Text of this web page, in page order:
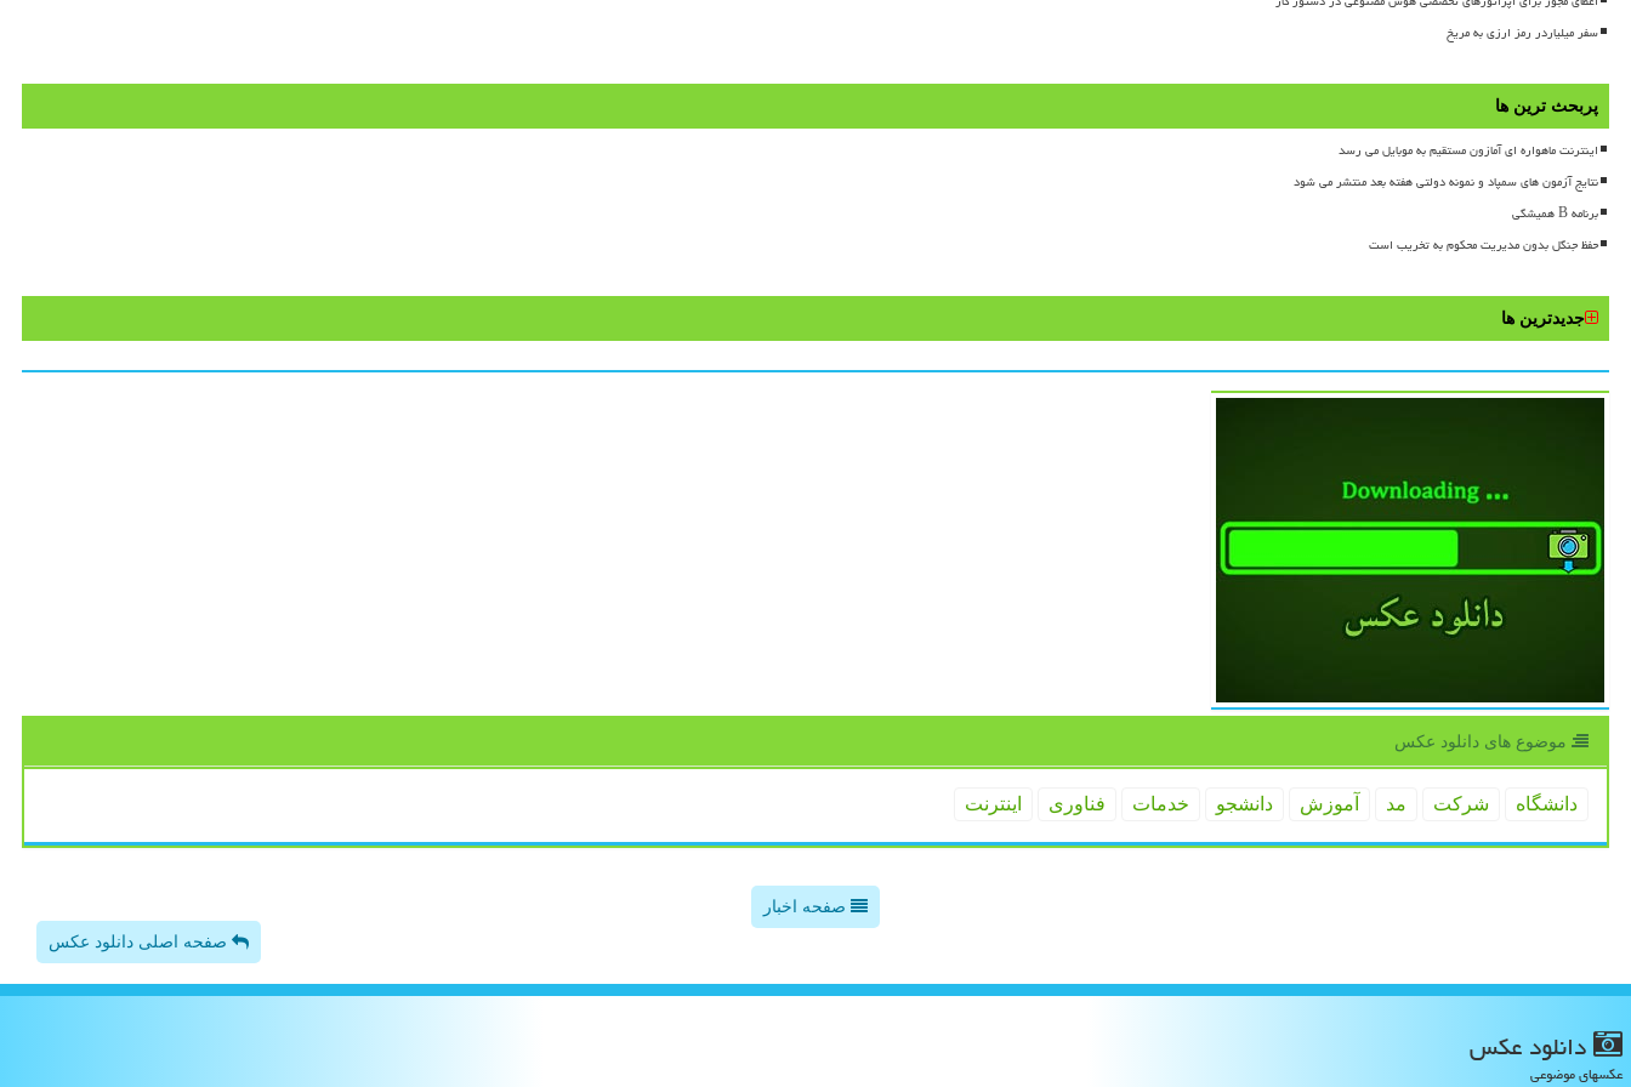
سفر میلیاردر رمز ارزی به مریخ
پربحث ترین ها
اینترنت ماهواره ای آمازون مستقیم به موبایل می رسد
نتایج آزمون های سمپاد و نمونه دولتی هفته بعد منتشر می شود
برنامه B همیشگی
حفظ جنگل بدون مدیریت محکوم به تخریب است
جدیدترین ها
موضوع های دانلود عكس
دانشگاه شركت مد آموزش دانشجو خدمات فناوری اینترنت
صفحه اخبار
صفحه اصلی دانلود عکس
دانلود عكس
عکسهای موضوعی